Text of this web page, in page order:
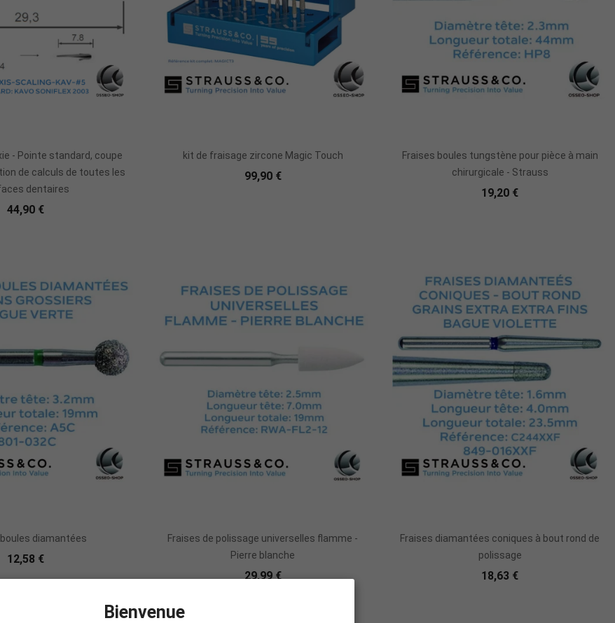
- Pointe standard, coupe
de calculs de toutes les
dentaires
44,90 €
kit de fraisage zircone Magic Touch
99,90 €
Fraises boules tungstène pour pièce à main
chirurgicale - Strauss
19,20 €
diamantées
12,58 €
Fraises de polissage universelles flamme -
Pierre blanche
29,99 €
Fraises diamantées coniques à bout rond de
polissage
18,63 €
Bienvenue